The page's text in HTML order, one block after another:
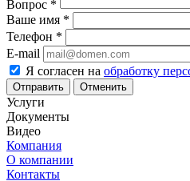
Вопрос *
Ваше имя *
Телефон *
E-mail
Я согласен на обработку
Отменить
Услуги
Документы
Видео
Компания
О компании
Контакты